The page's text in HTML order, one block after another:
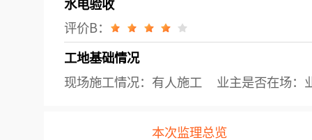
水电验收
评价B：
工地基础情况
现场施工情况：有人施工
业主是否在场：
本次监理总览